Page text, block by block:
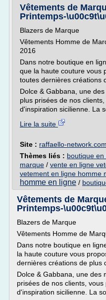
Vêtements de
Printemps-
Blazers de Marque
Vêtements Homme de
2016
Dans notre boutique en
que la haute couture vous
toutes dernières créations
Dolce & Gabbana, une
plus prisées de nos
d'inspiration sicilienne. La
Lire la suite
Site : raffaello-network.com
Thèmes liés : boutique
marque / vente en ligne
vetement en ligne homme
homme en ligne /
Vêtements de
Printemps-
Blazers de Marque
Vêtements Homme de
Dans notre boutique en
la haute couture vous
dernières créations de plus
Dolce & Gabbana, une des
prisées de nos clients,
d'inspiration sicilienne. La